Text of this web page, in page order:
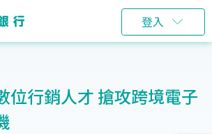
登入
位行銷人才 搶攻跨境電子